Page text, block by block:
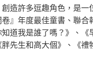
造許多逗趣角色，是
』年度最佳童書、聯
道我是誰了嗎？》、
先生和高大個》、《